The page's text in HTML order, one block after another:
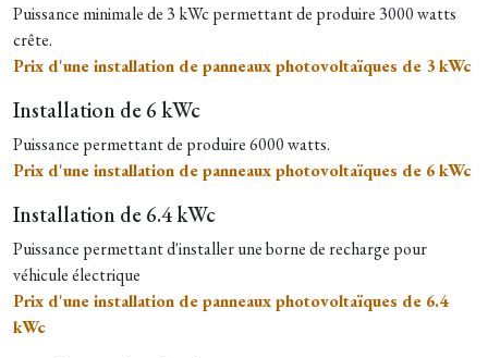
Puissance minimale de 3 kWc permettant de produire 3000 watts
crête.
Prix d'une installation de panneaux photovoltaïques de 3 kWc
Installation de 6 kWc
Puissance permettant de produire 6000 watts.
Prix d'une installation de panneaux photovoltaïques de 6 kWc
Installation de 6.4 kWc
Puissance permettant d'installer une borne de recharge pour
véhicule électrique
Prix d'une installation de panneaux photovoltaïques de 6.4
kWc